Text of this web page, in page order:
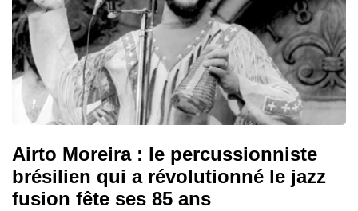
Airto Moreira : le percussionniste
brésilien qui a révolutionné le jazz
fusion fête ses 85 ans